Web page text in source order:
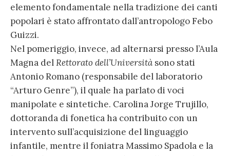
elemento fondamentale nella tradizione dei canti
popolari è stato affrontato dall’antropologo Febo
Guizzi.
Nel pomeriggio, invece, ad alternarsi presso l’Aula
Magna delRettorato dell’Università sono stati
Antonio Romano (responsabile del laboratorio
“Arturo Genre”), il quale ha parlato di voci
manipolate e sintetiche. Carolina Jorge Trujillo,
dottoranda di fonetica ha contribuito con un
intervento sull’acquisizione del linguaggio
infantile, mentre il foniatra Massimo Spadola e la